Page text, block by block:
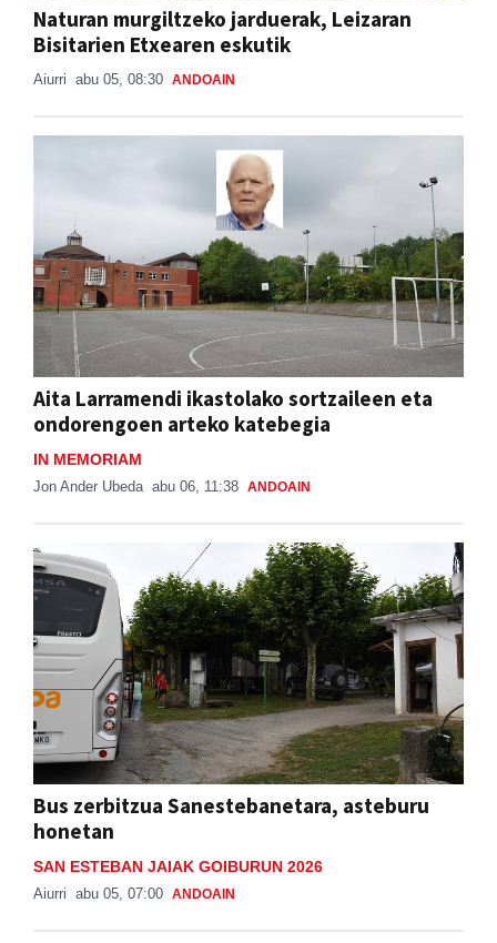
Naturan murgiltzeko jarduerak, Leizaran
Bisitarien Etxearen eskutik
Aiurri abu 05, 08:30 ANDOAIN
Aita Larramendi ikastolako sortzaileen eta
ondorengoen arteko katebegia
IN MEMORIAM
Jon Ander Ubeda abu 06, 11:38 ANDOAIN
Bus zerbitzua Sanestebanetara, asteburu
honetan
SAN ESTEBAN JAIAK GOIBURUN 2026
Aiurri abu 05, 07:00 ANDOAIN